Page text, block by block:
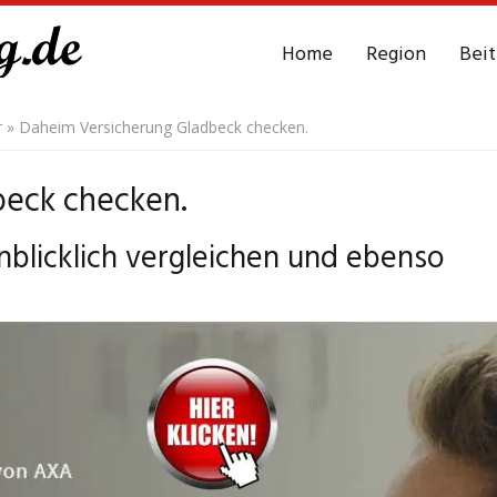
Home Region
» Daheim Versicherung Gladbeck checken.
checken.
vergleichen und ebenso